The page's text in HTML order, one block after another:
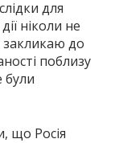
для
ніколи не
закликаю до
поблизу
були
що Росія